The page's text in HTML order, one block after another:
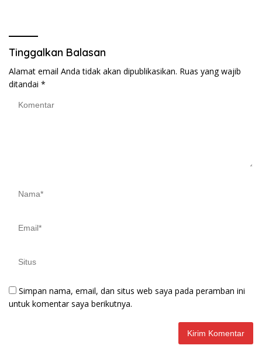
Tinggalkan Balasan
Alamat email Anda tidak akan dipublikasikan. Ruas yang wajib
ditandai *
Simpan nama, email, dan situs web saya pada peramban ini
untuk komentar saya berikutnya.